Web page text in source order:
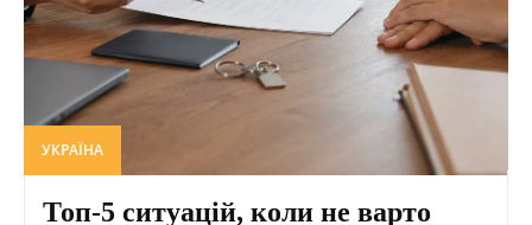
УКРАЇНА
Топ-5 ситуацій, коли не варто